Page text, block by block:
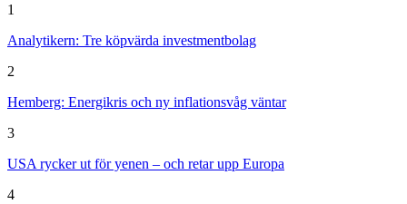
1
Analytikern: Tre köpvärda investmentbolag
2
Hemberg: Energikris och ny inflationsvåg väntar
3
USA rycker ut för yenen – och retar upp Europa
4